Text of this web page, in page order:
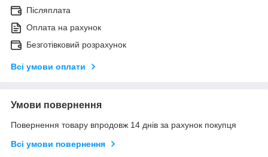
Післяплата
Оплата на рахунок
Безготівковий розрахунок
Всі умови оплати
Умови повернення
Повернення товару впродовж 14 днів за рахунок покупця
Всі умови повернення